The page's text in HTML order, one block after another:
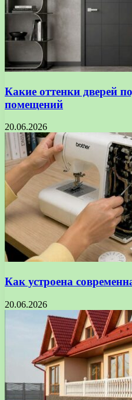
Какие оттенки дверей
помещений
20.06.2026
Как устроена
20.06.2026